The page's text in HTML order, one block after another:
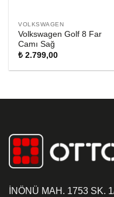
VOLKSWAGEN
Volkswagen Golf 8 Far
Camı Sağ
₺ 2.799,00
İNÖNÜ MAH. 1753 SK.